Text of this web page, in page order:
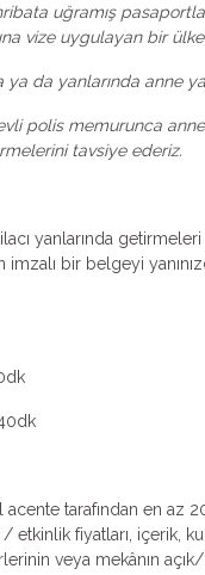
uğramış
vize uygulayan bir
ya da yanlarında anne
polis memurunca
tavsiye ederiz.
yanlarında
bir belgeyi
tarafından en az
fiyatları, içerik,
veya mekânın